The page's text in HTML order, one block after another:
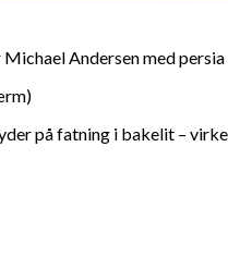
Andersen med
på fatning i bakelit –